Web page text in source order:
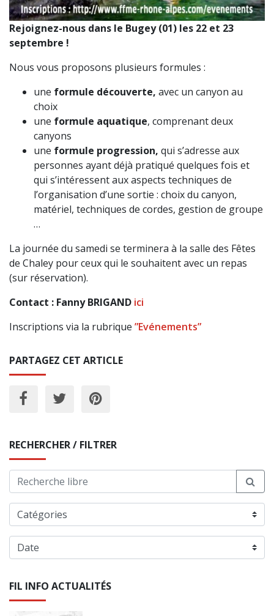
Rejoignez-nous dans le Bugey (01) les 22 et 23
septembre !
Nous vous proposons plusieurs formules :
une formule découverte, avec un canyon au
choix
une formule aquatique, comprenant deux
canyons
une formule progression, qui s’adresse aux
personnes ayant déjà pratiqué quelques fois et
qui s’intéressent aux aspects techniques de
l’organisation d’une sortie : choix du canyon,
matériel, techniques de cordes, gestion de groupe
…
La journée du samedi se terminera à la salle des Fêtes
de Chaley pour ceux qui le souhaitent avec un repas
(sur réservation).
Contact : Fanny BRIGAND ici
Inscriptions via la rubrique ”Evénements”
PARTAGEZ CET ARTICLE
RECHERCHER / FILTRER
FIL INFO ACTUALITÉS